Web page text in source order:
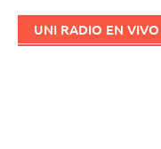
UNI RADIO EN VIVO